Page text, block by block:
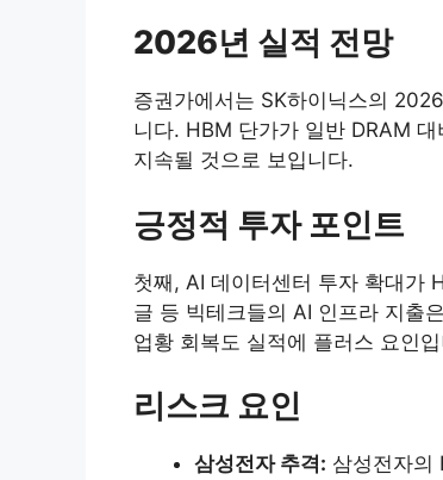
2026년 실적 전망
증권가에서는 SK하이닉스의
니다. HBM 단가가 일반 DRAM
지속될 것으로 보입니다.
긍정적 투자 포인트
첫째, AI 데이터센터 투자 확대가
글 등 빅테크들의 AI 인프라 지출
업황 회복도 실적에 플러스 요인
리스크 요인
삼성전자 추격: 삼성전자의